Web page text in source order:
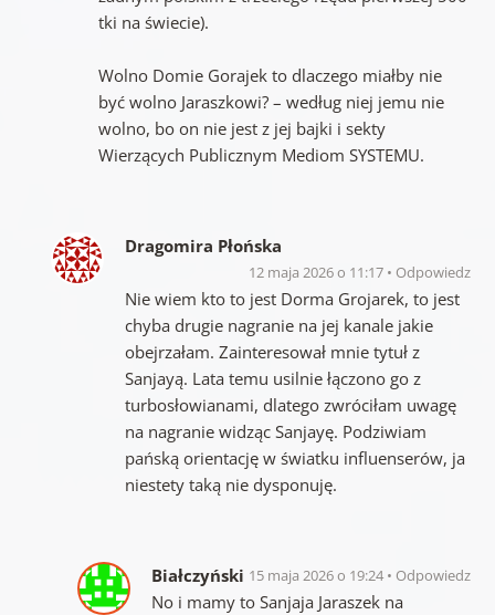
tki na świecie).
Wolno Domie Gorajek to dlaczego miałby nie
być wolno Jaraszkowi? – według niej jemu nie
wolno, bo on nie jest z jej bajki i sekty
Wierzących Publicznym Mediom SYSTEMU.
Dragomira Płońska
12 maja 2026 o 11:17 Odpowiedz
Nie wiem kto to jest Dorma Grojarek, to jest
chyba drugie nagranie na jej kanale jakie
obejrzałam. Zainteresował mnie tytuł z
Sanjayą. Lata temu usilnie łączono go z
turbosłowianami, dlatego zwróciłam uwagę
na nagranie widząc Sanjayę. Podziwiam
pańską orientację w światku influenserów, ja
niestety taką nie dysponuję.
Białczyński 15 maja 2026 o 19:24 Odpowiedz
No i mamy to Sanjaja Jaraszek na